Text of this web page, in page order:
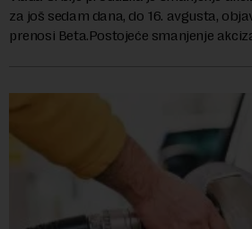
za još sedam dana, do 16. avgusta,
prenosi Beta.Postojeće smanjenje